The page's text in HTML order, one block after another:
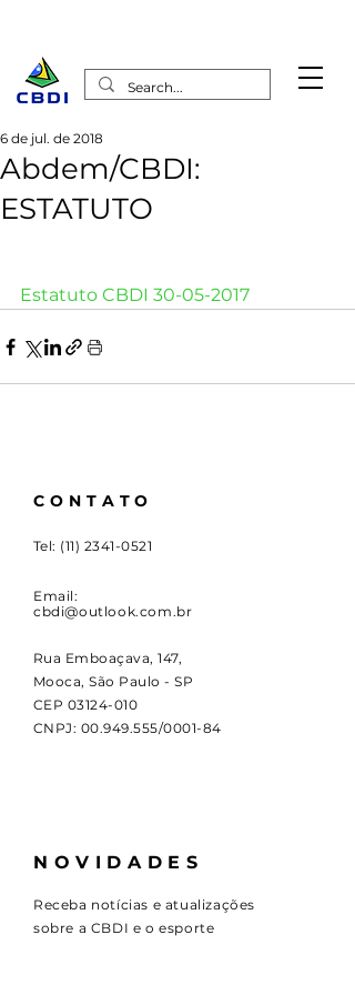
Abdem/CBDI:
ESTATUTO
6 de jul. de 2018
Estatuto CBDI 30-05-2017
CONTATO
Tel: (11) 2341-0521
Email:
cbdi@outlook.com.br
Rua Emboaçava, 147,
Mooca, São Paulo - SP
CEP 03124-010
CNPJ: 00.949.555/0001-84
NOVIDADES
Receba notícias e atualizações
sobre a CBDI e o esporte